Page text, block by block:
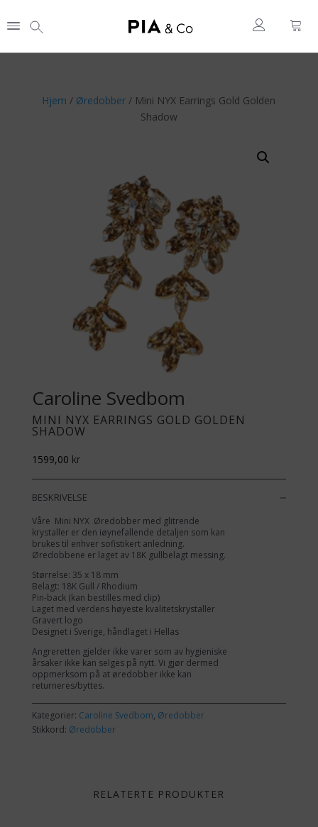
Hjem / Øredobber / Mini NYX Earrings Gold Golden
Shadow
Caroline Svedbom
MINI NYX EARRINGS GOLD GOLDEN
SHADOW
1599,00 kr
BESKRIVELSE
Våre Mini NYX Øredobber med glitrende
krystaller er den iøynefallende detaljen som kan
brukes til enhver sofistikert anledning.
Øredobbene er laget av 18K gullbelagt messing.
Størrelse: 35 x 18 mm
Belagt: 18K Gull / Rhodium
Pin-back (kan bestilles med clip)
Laget med verdens høyeste kvalitetskrystaller
Gravert logo
Designet i Sverige, håndlaget i Hellas
Angreretten gjelder ikke varer som av hygieniske
årsaker ikke kan selges på nytt. Vi gjør dermed
oppmerksom på at øredobber ikke kan
returneres/byttes.
Kategorier: Caroline Svedbom, Øredobber
Stikkord: Øredobber
RELATERTE PRODUKTER